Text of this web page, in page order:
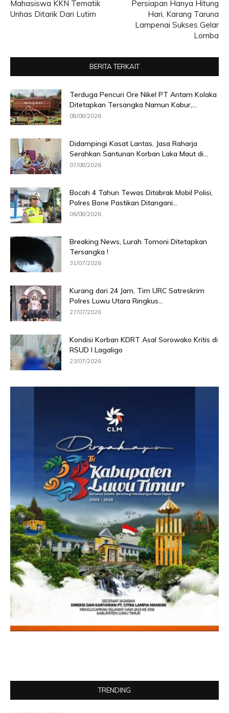
Mahasiswa KKN Tematik
Unhas Ditarik Dari Lutim
Persiapan Hanya Hitung
Hari, Karang Taruna
Lampenai Sukses Gelar
Lomba
BERITA TERKAIT
Terduga Pencuri Ore Nikel PT Antam Kolaka
Ditetapkan Tersangka Namun Kabur,...
08/08/2026
Didampingi Kasat Lantas, Jasa Raharja
Serahkan Santunan Korban Laka Maut di...
07/08/2026
Bocah 4 Tahun Tewas Ditabrak Mobil Polisi,
Polres Bone Pastikan Ditangani...
06/08/2026
Breaking News, Lurah Tomoni Ditetapkan
Tersangka !
31/07/2026
Kurang dari 24 Jam, Tim URC Satreskrim
Polres Luwu Utara Ringkus...
27/07/2026
Kondisi Korban KDRT Asal Sorowako Kritis di
RSUD I Lagaligo
23/07/2026
TRENDING